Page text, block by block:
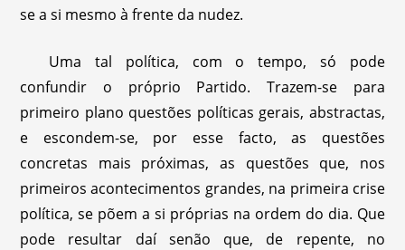
se a si mesmo à frente da nudez.
Uma tal política, com o tempo, só pode
confundir o próprio Partido. Trazem-se para
primeiro plano questões políticas gerais, abstractas,
e escondem-se, por esse facto, as questões
concretas mais próximas, as questões que, nos
primeiros acontecimentos grandes, na primeira crise
política, se põem a si próprias na ordem do dia. Que
pode resultar daí senão que, de repente, no